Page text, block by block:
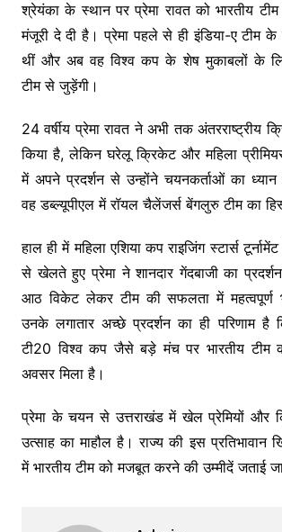
श्रेयंका के स्थान पर प्रेमा रावत को भारतीय
मंजूरी दे दी है। प्रेमा पहले से ही इंडिया-ए टीम
थीं और अब वह विश्व कप के शेष मुकाबलों के
टीम से जुड़ेंगी।
24 वर्षीय प्रेमा रावत ने अभी तक अंतरराष्ट्रीय
किया है, लेकिन घरेलू क्रिकेट और महिला
में अपने प्रदर्शन से उन्होंने चयनकर्ताओं का ध्यान
वह डब्ल्यूपीएल में रॉयल चैलेंजर्स बेंगलुरु टीम का
हाल ही में महिला एशिया कप राइजिंग स्टार्स
से खेलते हुए प्रेमा ने शानदार गेंदबाजी का
आठ विकेट लेकर टीम की सफलता में महत्वपूर्ण
उनके लगातार अच्छे प्रदर्शन का ही परिणाम है
टी20 विश्व कप जैसे बड़े मंच पर भारतीय टीम
अवसर मिला है।
प्रेमा के चयन से उत्तराखंड में खेल प्रेमियों और
उत्साह का माहौल है। राज्य की इस प्रतिभावान
में भारतीय टीम को मजबूत करने की उम्मीदें जताई